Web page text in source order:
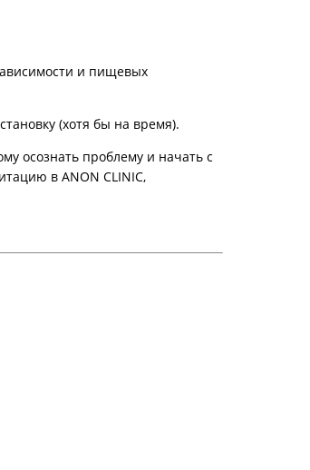
и пищевых
(хотя бы на время).
осознать проблему и начать с
в ANON CLINIC,